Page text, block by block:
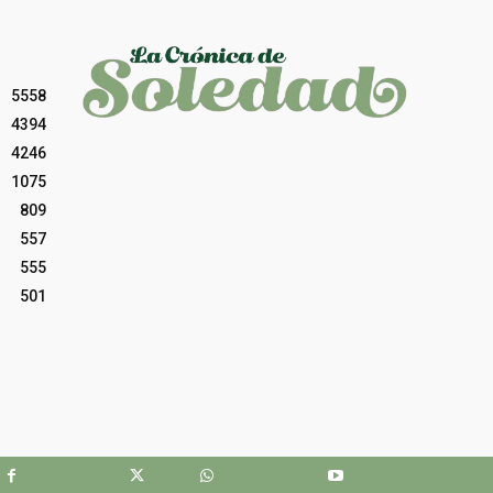
5558
4394
4246
1075
809
557
555
501